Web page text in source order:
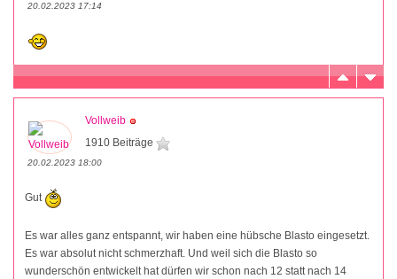
20.02.2023 17:14
Vollweib
1910 Beiträge
20.02.2023 18:00
Gut
Es war alles ganz entspannt, wir haben eine hübsche Blasto eingesetzt.
Es war absolut nicht schmerzhaft. Und weil sich die Blasto so
wunderschön entwickelt hat dürfen wir schon nach 12 statt nach 14